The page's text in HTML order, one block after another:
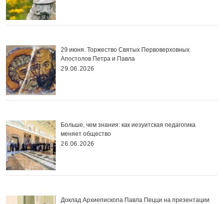
29 июня. Торжество Святых Первоверховных
Апостолов Петра и Павла
29.06.2026
Больше, чем знания: как иезуитская педагогика
меняет общество
26.06.2026
Доклад Архиепископа Павла Пецци на презентации